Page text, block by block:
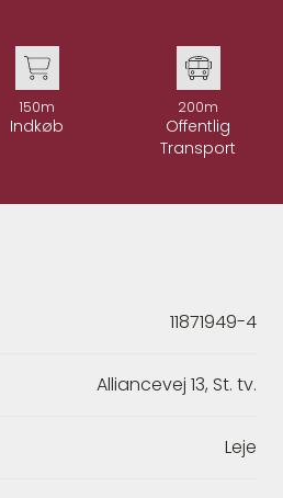
150m
Indkøb
200m
Offentlig
Transport
11871949-4
Alliancevej 13, St. tv.
Leje